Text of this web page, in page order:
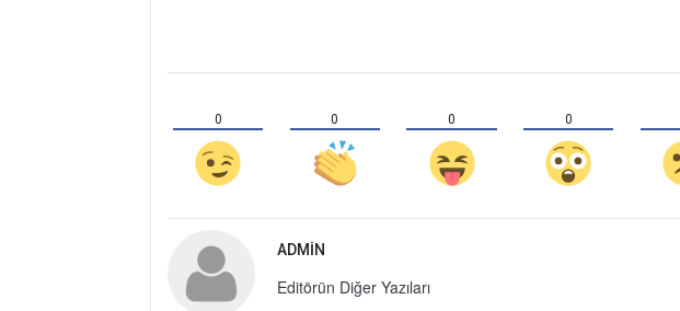
0 0 0 0
ADMIN
Editörün Diğer Yazıları